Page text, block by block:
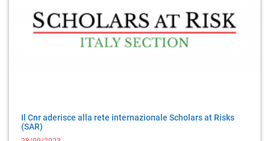
Il Cnr aderisce alla rete internazionale Scholars at Risks
(SAR)